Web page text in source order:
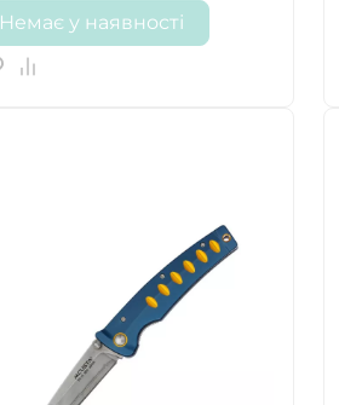
Немає у наявності